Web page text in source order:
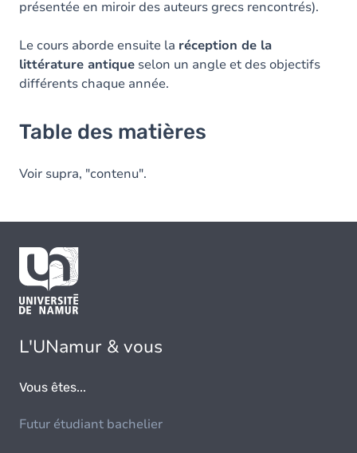
présentée en miroir des auteurs grecs rencontrés).
Le cours aborde ensuite la réception de la
littérature antique selon un angle et des objectifs
différents chaque année.
Table des matières
Voir supra, "contenu".
L'UNamur & vous
Vous êtes...
Futur étudiant bachelier